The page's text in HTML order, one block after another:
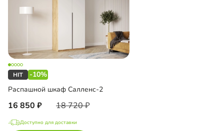
-10%
Распашной шкаф Салленс-2
16 850 18 720
Доступно для доставки